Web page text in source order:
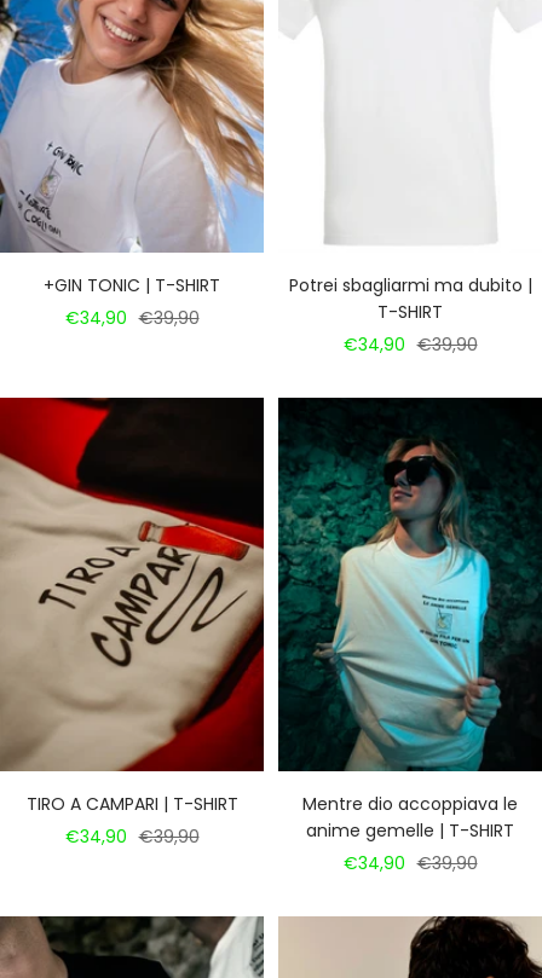
+GIN TONIC | T-SHIRT
Prezzo
€34,90 Prezzo
€39,90
Potrei sbagliarmi ma dubito |
T-SHIRT
Prezzo
vendita
€34,90 Prezzo
€39,90
TIRO A CAMPARI | T-SHIRT
Prezzo
€34,90 Prezzo
€39,90
Mentre dio accoppiava le
anime gemelle | T-SHIRT
Prezzo
vendita
€34,90 Prezzo
€39,90